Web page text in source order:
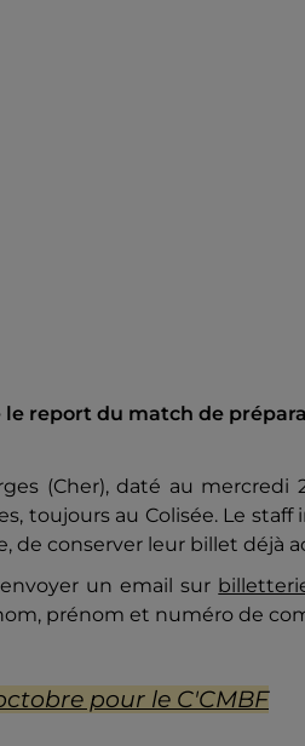
report du match de
(Cher), daté au mercredi
toujours au Colisée. Le
de conserver leur billet déjà
un email sur
prénom et numéro de
pour le C'CMBF